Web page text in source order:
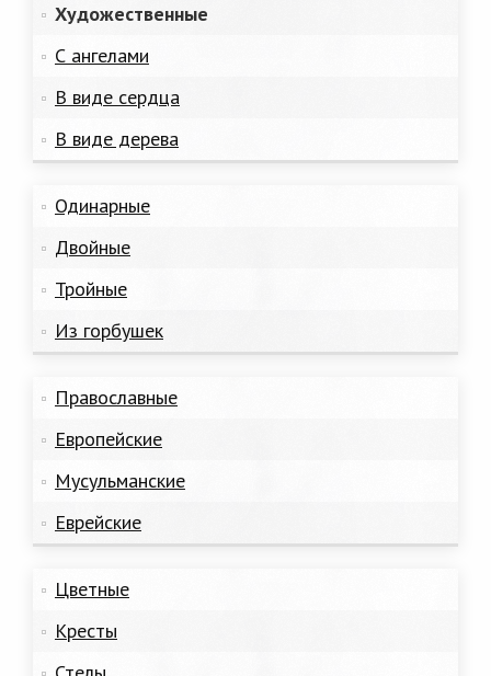
Художественные
С ангелами
В виде сердца
В виде дерева
Одинарные
Двойные
Тройные
Из горбушек
Православные
Европейские
Мусульманские
Еврейские
Цветные
Кресты